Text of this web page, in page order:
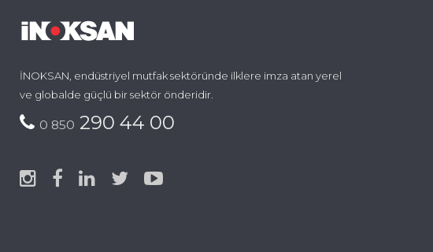
İNOKSAN, endüstriyel mutfak sektöründe ilklere imza atan yerel
ve globalde güçlü bir sektör önderidir.
0 850 290 44 00